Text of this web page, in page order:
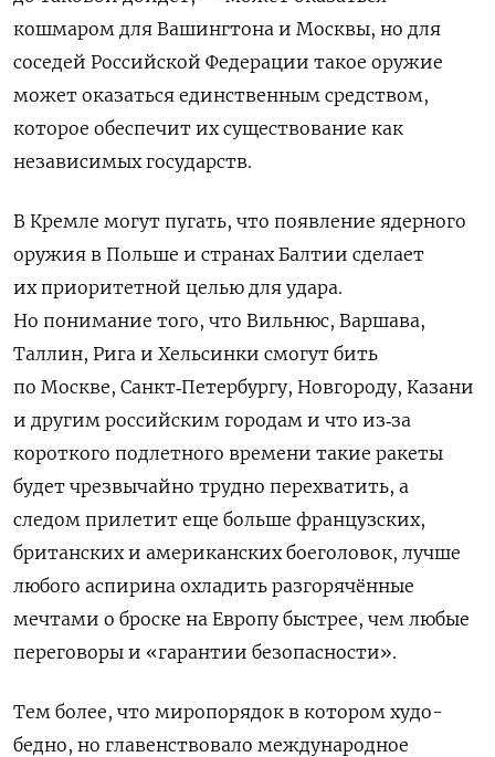
кошмаром для Вашингтона и Москвы, но для
соседей Российской Федерации такое оружие
может оказаться единственным средством,
которое обеспечит их существование как
независимых государств.
В Кремле могут пугать, что появление ядерного
оружия в Польше и странах Балтии сделает
их приоритетной целью для удара.
Но понимание того, что Вильнюс, Варшава,
Таллин, Рига и Хельсинки смогут бить
по Москве, Санкт‑Петербургу, Новгороду, Казани
и другим российским городам и что из‑за
короткого подлетного времени такие ракеты
будет чрезвычайно трудно перехватить, а
следом прилетит еще больше французских,
британских и американских боеголовок, лучше
любого аспирина охладить разгорячённые
мечтами о броске на Европу быстрее, чем любые
переговоры и «гарантии безопасности».
Тем более, что миропорядок в котором худо-
бедно, но главенствовало международное